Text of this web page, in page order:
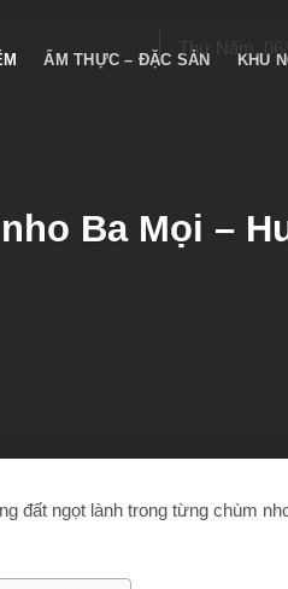
Thứ Năm,
ẨM THỰC – ĐẶC SẢN KHU
Ba Mọi –
đất ngọt lành trong từng chùm